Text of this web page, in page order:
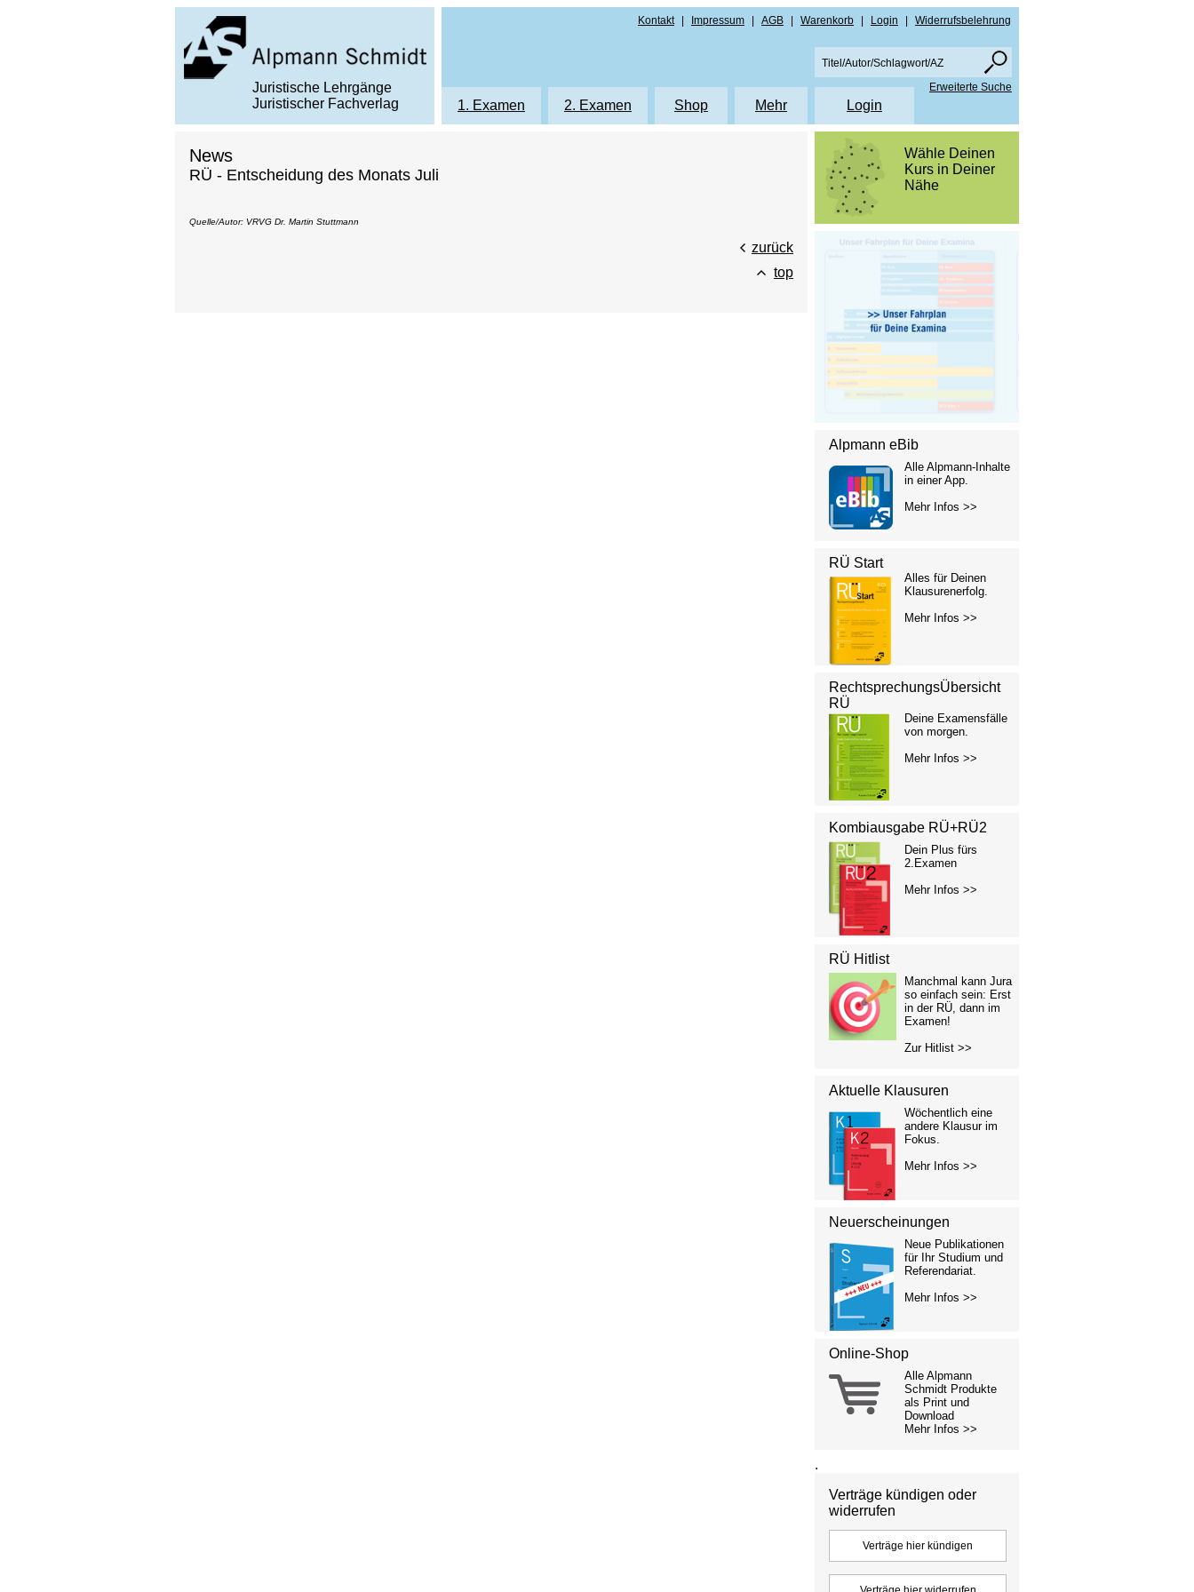
Juristische Lehrgänge
Juristischer Fachverlag
Kontakt Impressum AGB Warenkorb Login Widerrufsbelehrung
1. Examen 2. Examen Shop
Protokolle 1. Examen NRW
Mehr
Hinweise PDF Downloads
Login
Erweiterte Suche
News
RÜ - Entscheidung des Monats Juli
Quelle/Autor: VRVG Dr. Martin Stuttmann
zurück
top
Wähle Deinen
Kurs in Deiner
Nähe
Alpmann eBib
Alle Alpmann-Inhalte
in einer App.
Mehr Infos >>
RÜ Start
Alles für Deinen
Klausurenerfolg.
Mehr Infos >>
RechtsprechungsÜbersicht
RÜ
Deine Examensfälle
von morgen.
Mehr Infos >>
Kombiausgabe RÜ+RÜ2
Dein Plus fürs
2.Examen
Mehr Infos >>
RÜ Hitlist
Manchmal kann Jura
so einfach sein: Erst
in der RÜ, dann im
Examen!
Zur Hitlist >>
Aktuelle Klausuren
Wöchentlich eine
andere Klausur im
Fokus.
Mehr Infos >>
Neuerscheinungen
Neue Publikationen
für Ihr Studium und
Referendariat.
Mehr Infos >>
Online-Shop
Alle Alpmann
Schmidt Produkte
als Print und
Download
Mehr Infos >>
.
Verträge kündigen oder
widerrufen